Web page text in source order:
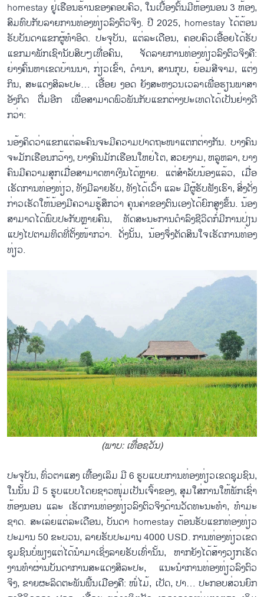
homestay ຢູ່​ເຮືອນ​ຮ້ານ​ຂອງ​ຄອບ​ຄົວ, ​ໃນ​ເບື້ອງ​ຕົ້ນ​ມີ​ຫ້ອງນອນ 3 ຫ້ອງ,
ສົມ​ທົບ​ກັບ​ລາຍ​ການ​ທ່ອງ​ທ່ຽວ​ລົງ​ຕົວ​ຈິງ. ປີ 2025, homestay ໄດ້ຕ້ອນ​
ຮັບບັນ​ດາ​ແຂກ​ຜູ້​ທຳ​ອິດ. ປະ​ຈຸ​ບັນ, ແຕ່​ລະ​ເດືອນ, ຄອບ​ຄົວ​ເອື້ອຍ​ໄດ້​ຮັບ​
ແຂກ​ມາ​ພັກ​ເຊົາ​ນັບ​ສິບໆ​ເທື່ອ​ຄົນ, ຈັດ​ລາຍ​ການ​ທ່ອງ​ທ່ຽວ​ລົງ​ຕົວ​ຈິງຄື:
ຍ່າງ​ຄົ້ນ​ຫາ​ເຂດ​ບ້ານ​ນາ, ກ່ຽວ​ເຂົ້າ, ດຳ​ນາ, ສານ​ກຸບ, ຍ້ອມ​ສີ​ຈາມ, ແຕ່ງ​
ກິນ, ສະ​ແດງ​ສິ​ລະ​ປະ… ເອື້ອຍ ງອດ ຍັງ​ສະ​ຫງວນ​ເວ​ລາ​ເພື່ອ​ຮຽນ​ພາ​ສາ
ອັງ​ກິດ ຕື່ມ​ອີກ ເພື່ອ​ສາ​ມາດ​ພົວ​ພັນ​ກັບ​ແຂກ​ຕ່າງ​ປະ​ເທດ​ໄດ້​ເປັນ​ຢ່າງ​ດີ
ກວ່າ:
​ນ​ອ້ງ​ຄິດ​ວ່າ​ແຂກ​ແຕ່​ລະ​ຄົນ​ຈະ​ມີ​ຄວາມ​ປາດ​ຖະ​ໜາ​ແຕກ​ຕ່າງກັນ. ບາງ​ຄົນ​
ຈະ​ມັກເຮືອນ​ກວ້າງ, ບາງ​ຄົນ​ມັກ​ເຮືອນ​ໃຫຍ່ໂຕ, ສວຍ​ງາມ, ຫລູ​ຫລາ, ບາງ​
ຄົນ​ມີ​ຄວາມ​ສຸກ​ເມື່ອ​ສາ​ມາດ​ຫາ​ເງິນ​ໄດ້ຫຼາຍ. ແຕ່​ສຳ​ລັບ​ນ້ອງ​ແລ້ວ, ເມື່ອ​
ເຮັດ​ການ​ທ່ອງ​ທ່ຽວ, ທັງ​ມີ​ລາຍ​ຮັບ, ທັງ​ໄດ້​ເວົ້າ ແລະ ມີ​ຜູ້​ຮັບ​ຟັງ​ເຮົາ, ສິ່ງ​ດັ່ງ​
ກ່າວ​ເຮັດ​ໃຫ້​ນ້ອງ​ມີ​ຄວາມ​ຮູ້​ສຶກວ່າ ​ຄຸນ​ຄ່າ​ຂອງຕົນ​ເອງໄດ້​ຍົກ​ສູງ​ຂຶ້ນ. ນ້ອງ​
ສາ​ມາດ​ໄດ້​ພົບ​ປະ​ກັບຫຼາຍ​ຄົນ, ທັດ​ສະ​ນະ​ການ​ດຳ​ລົງ​ຊີ​ວິດກໍ່​ມີ​ການ​ປ່ຽນ​
ແປງ​ໄປ​ຕາມ​ທິດທີ່​ຕັ້ງ​ໜ້າ​ກວ່າ. ດັ່ງນັ້ນ, ນ້ອງ​ຈຶ່ງ​ຕັດ​ສິນ​ໃຈ​ເຮັດ​ການ​ທ່ອງ​
ທ່ຽວ.
(ພາບ: ເທື່ອ​ຊວັນ)
​ປະ​ຈຸ​ບັນ, ທົ່ວ​ຕາ​ແສງ ເທື້ອງ​ເລິມ ມີ 6 ຮູບ​ແບບ​ການ​ທ່ອງ​ທ່ຽວ​ເຂດ​ຊຸມ​ຊົນ,
ໃນ​ນັ້ນ ມີ 5 ຮູບ​ແບບ​ໂດຍ​ຊາວ​ໜຸ່ມ​ເປັນ​ເຈົ້າ​ຂອງ, ສຸມ​ໃສ່​ການ​ໃຫ້​ພັກ​ເຊົ່າ​
ຫ້ອງນອນ​ ແລະ ເຮັດ​ການ​ທ່ອງ​ທ່ຽວ​ລົງ​ຕົວ​ຈິງ​ດ້ານ​ວັດ​ທະ​ນະ​ທຳ, ທຳ​ມະ​
ຊາດ. ສະ​ເລ່ຍ​ແຕ່​ລ​ະ​ເດືອນ, ບັນ​ດາ homestay ຕ້ອນ​ຮັບ​ແຂກ​ທ່ອງ​ທ່ຽວ​​
ປະ​ມານ 50 ຂະ​ບວນ, ລາຍ​ຮັບ​ປະ​ມານ 4000 USD. ການ​ທ່ອງ​ທ່ຽວ​ເຂດ​
ຊຸມ​ຊົນບໍ່​ພຽງ​ແຕ່​ໄດ້​ນຳ​ມາ​ເຊິ່ງ​ລາຍ​ຮັບ​ເທົ່າ​ນັ້ນ, ຫາກ​ຍັງ​ໄດ້​ສ້າງວຽກ​ເຮັດ​
ງານ​ທຳ​ຜ່ານ​ບັນ​ດາ​ການ​ສະ​ແດງ​ສິ​ລະ​ປະ, ແນະ​ນຳ​ການ​ທ່ອງ​ທ່ຽວ​ລົງ​ຕົວ​
ຈິງ, ຂາຍ​ຜະ​ລິດ​ຕະ​ພັນ​ພື້ນ​ເມືອງ​ຄື​: ໜໍ່​ໄມ້, ເປັດ, ປາ… ປະ​ກອບ​ສ່ວນ​ຍົກ​